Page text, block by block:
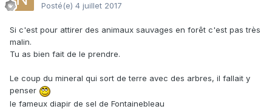
Posté(e) 4 juillet 2017
Si c'est pour attirer des animaux sauvages en forêt c'est pas très
malin.
Tu as bien fait de le prendre.
Le coup du mineral qui sort de terre avec des arbres, il fallait y
penser
le fameux diapir de sel de Fontainebleau